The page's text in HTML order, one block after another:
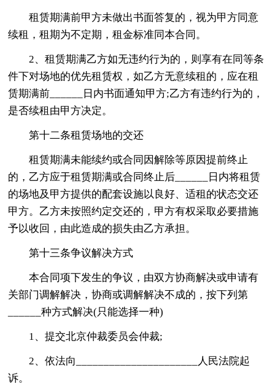
租赁期满前甲方未做出书面答复的，视为甲方同意
续租，租期为不定期，租金标准同本合同。
2、租赁期满乙方如无违约行为的，则享有在同等条
件下对场地的优先租赁权，如乙方无意续租的，应在租
赁期满前______日内书面通知甲方;乙方有违约行为的，
是否续租由甲方决定。
第十二条租赁场地的交还
租赁期满未能续约或合同因解除等原因提前终止
的，乙方应于租赁期满或合同终止后______日内将租赁
的场地及甲方提供的配套设施以良好、适租的状态交还
甲方。乙方未按照约定交还的，甲方有权采取必要措施
予以收回，由此造成的损失由乙方承担。
第十三条争议解决方式
本合同项下发生的争议，由双方协商解决或申请有
关部门调解解决，协商或调解解决不成的，按下列第
______种方式解决(只能选择一种)
1、提交北京仲裁委员会仲裁;
2、依法向______________________人民法院起
诉。